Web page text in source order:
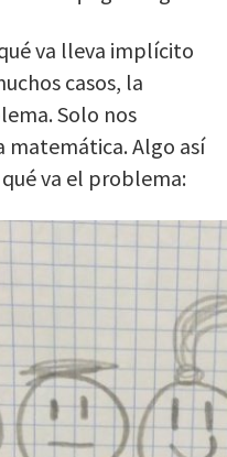
va lleva implícito
casos, la
Solo nos
matemática. Algo así
va el problema: